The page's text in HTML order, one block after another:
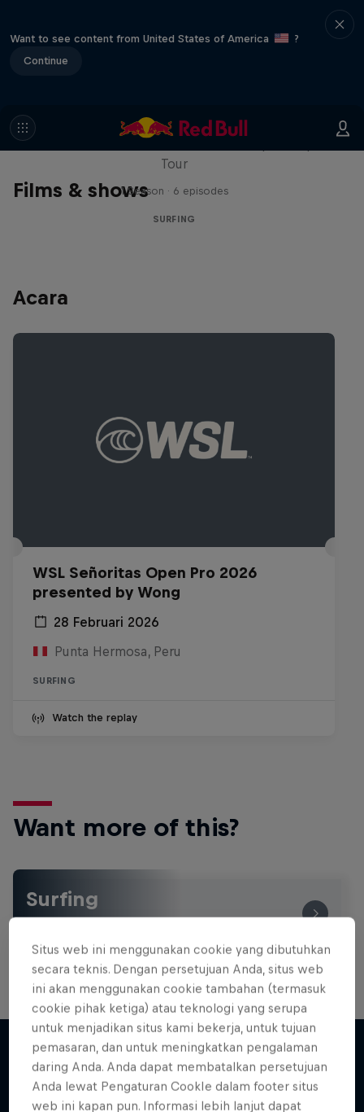
Want to see content from United States of America
?
Continue
Films & shows
WSL Replay
Tour
1 Season · 6 episodes
SURFING
Acara
WSL Señoritas Open Pro 2026
presented by Wong
28 Februari 2026
Punta Hermosa, Peru
SURFING
Watch the replay
Want more of this?
Surfing
Lebih banyak seperti ini
Situs web ini menggunakan cookie yang dibutuhkan
secara teknis. Dengan persetujuan Anda, situs web
ini akan menggunakan cookie tambahan (termasuk
cookie pihak ketiga) atau teknologi yang serupa
untuk menjadikan situs kami bekerja, untuk tujuan
pemasaran, dan untuk meningkatkan pengalaman
daring Anda. Anda dapat membatalkan persetujuan
Anda lewat Pengaturan CookIe dalam footer situs
web ini kapan pun. Informasi lebih lanjut dapat